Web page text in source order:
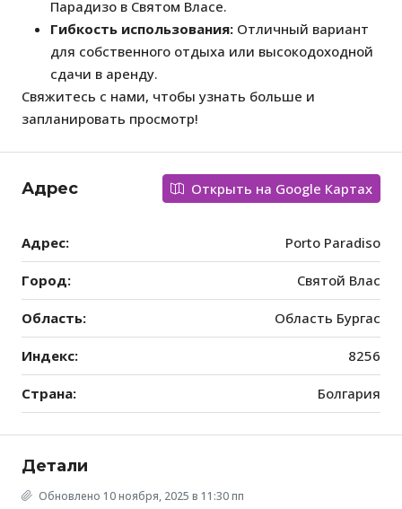
Парадизо в Святом Власе.
Гибкость использования: Отличный вариант
для собственного отдыха или высокодоходной
сдачи в аренду.
Свяжитесь с нами, чтобы узнать больше и
запланировать просмотр!
Адрес Открыть на Google Картах
Адрес: Porto Paradiso
Город: Святой Влас
Область: Область Бургас
Индекс: 8256
Страна: Болгария
Детали
Обновлено 10 ноября, 2025 в 11:30 пп